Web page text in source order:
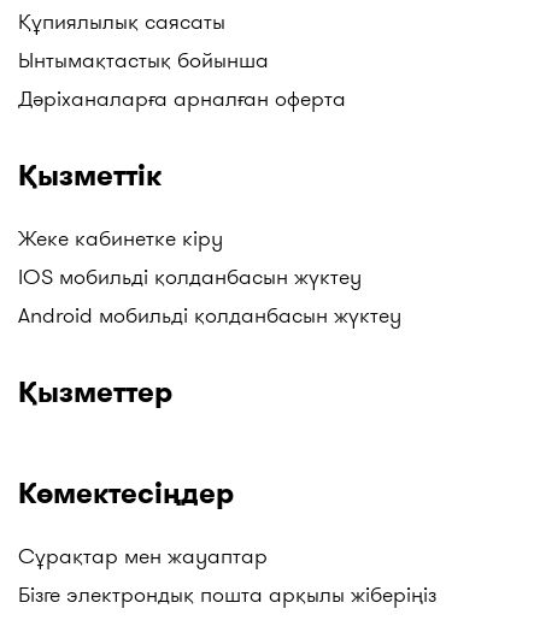
Құпиялылық саясаты
Ынтымақтастық бойынша
Дәріханаларға арналған оферта
Қызметтік
Жеке кабинетке кіру
IOS мобильді қолданбасын жүктеу
Android мобильді қолданбасын жүктеу
Қызметтер
Көмектесіңдер
Сұрақтар мен жауаптар
Бізге электрондық пошта арқылы жіберіңіз